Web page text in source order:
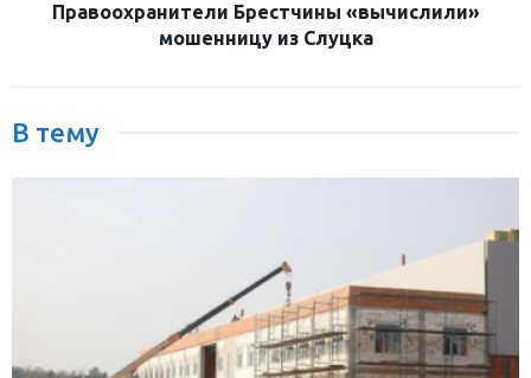
Правоохранители Брестчины «вычислили»
мошенницу из Слуцка
В тему